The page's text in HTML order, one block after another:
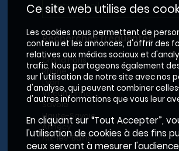
Recherches fréquentes
Grand Paris
Rhône
Lyon
Villeurbanne
Savoie
Haute-Savoie
Annecy
Aix-les-Bains
Ce site web utilise des
Les cookies nous permettent de
contenu et les annonces, d'offrir des
relatives aux médias sociaux et
trafic. Nous partageons également
sur l'utilisation de notre site avec nos
d'analyse, qui peuvent combiner
d'autres informations que vous leur
En cliquant sur “Tout Accepter”,
l'utilisation de cookies à des fins
ceux servant à mesurer